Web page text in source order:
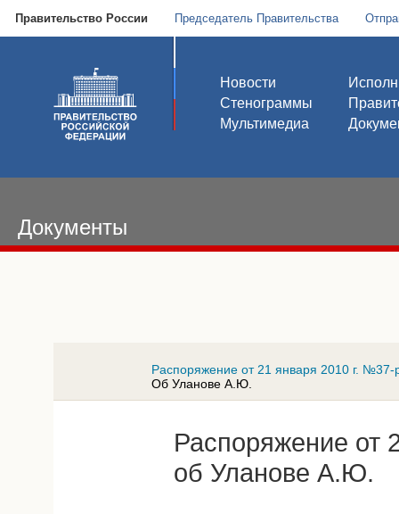
Правительство России Председатель Правительства
Новости
Стенограммы
Мультимедиа
Документы
Распоряжение от 21 января 2010 г. №37-
Об Уланове А.Ю.
Распоряжение от
об Уланове А.Ю.